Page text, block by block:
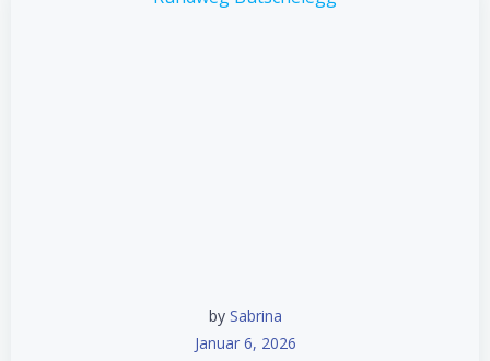
by Sabrina
Januar 6, 2026